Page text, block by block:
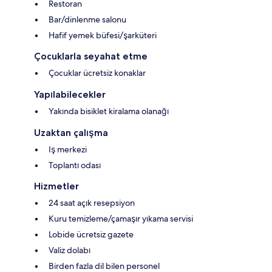
Restoran
Bar/dinlenme salonu
Hafif yemek büfesi/şarküteri
Çocuklarla seyahat etme
Çocuklar ücretsiz konaklar
Yapılabilecekler
Yakında bisiklet kiralama olanağı
Uzaktan çalışma
Iş merkezi
Toplantı odası
Hizmetler
24 saat açık resepsiyon
Kuru temizleme/çamaşır yıkama servisi
Lobide ücretsiz gazete
Valiz dolabı
Birden fazla dil bilen personel